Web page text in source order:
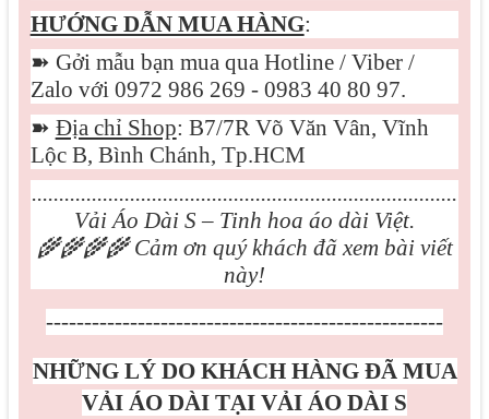
HƯỚNG DẪN MUA HÀNG:
➽ Gởi mẫu bạn mua qua Hotline / Viber /
Zalo với 0972 986 269 - 0983 40 80 97.
➽ Địa chỉ Shop: B7/7R Võ Văn Vân, Vĩnh
Lộc B, Bình Chánh, Tp.HCM
..............................................................................
Vải Áo Dài S – Tinh hoa áo dài Việt.
🌾🌾🌾🌾Cảm ơn quý khách đã xem bài viết
này!
----------------------------------------------------
NHỮNG LÝ DO KHÁCH HÀNG ĐÃ MUA
VẢI ÁO DÀI TẠI VẢI ÁO DÀI S